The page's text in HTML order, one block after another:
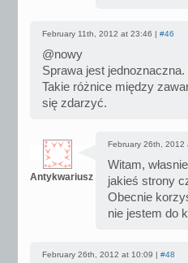
February 11th, 2012 at 23:46 | #46
@nowy
Sprawa jest
Takie różnice między
się zdarzyć.
Antykwariusz
February 26th, 2012
Witam,
jakieś strony
Obecnie
nie jestem do
February 26th, 2012 at 10:09 | #48